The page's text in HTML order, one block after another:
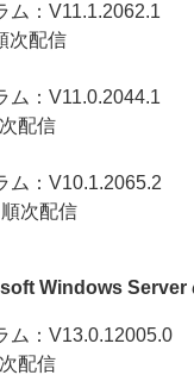
ム：V11.1.2062.1
次配信
ム：V11.0.2044.1
配信
ム：V10.1.2065.2
次配信
Windows Server
ム：V13.0.12005.0
配信